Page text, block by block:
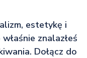
estetykę i
znalazłeś
Dołącz do